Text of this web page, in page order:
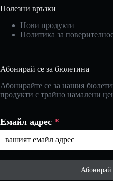
Полезни връзки
Нови продукти
Политика за
Абонирай се за бюлетина
Абонирайте се за нашия
продукти с трайно намалени
Емайл адрес *
Абонирай